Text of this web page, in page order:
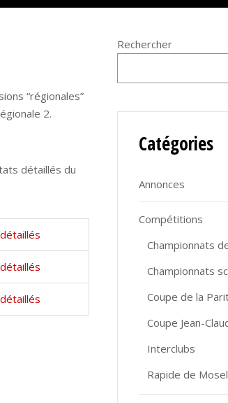
“régionales”
2.
détaillés du
Rechercher
Catégories
Annonces
Compétitions
Championnats
Championnats
Coupe de la
Coupe Jean-
Interclubs
Rapide de